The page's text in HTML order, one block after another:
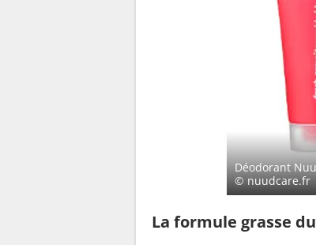
Déodorant
© nuudcare.fr
La formule grasse